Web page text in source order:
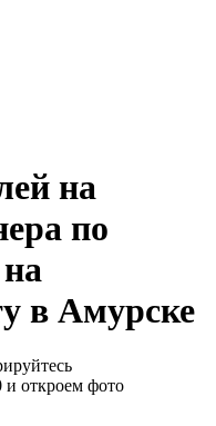
на
по
в Амурске
и откроем фото